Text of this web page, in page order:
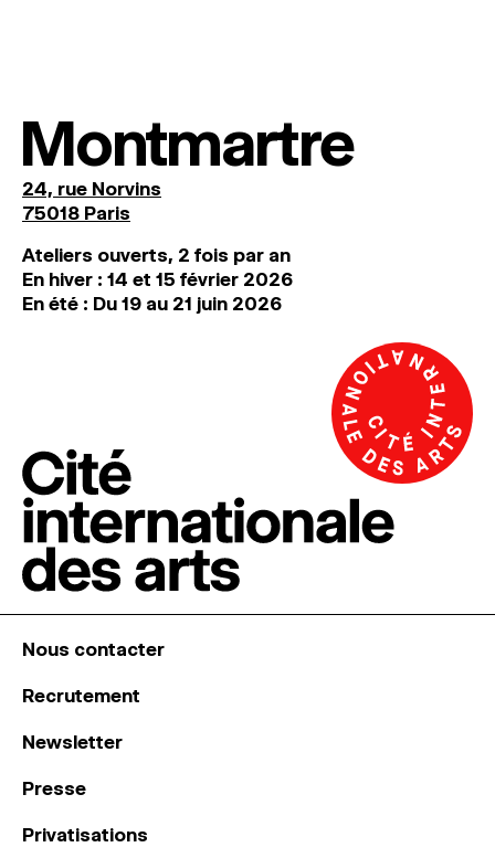
Montmartre
24, rue Norvins
75018 Paris
Ateliers ouverts, 2 fois par an
En hiver : 14 et 15 février 2026
En été : Du 19 au 21 juin 2026
Nous contacter
Recrutement
Newsletter
Presse
Privatisations